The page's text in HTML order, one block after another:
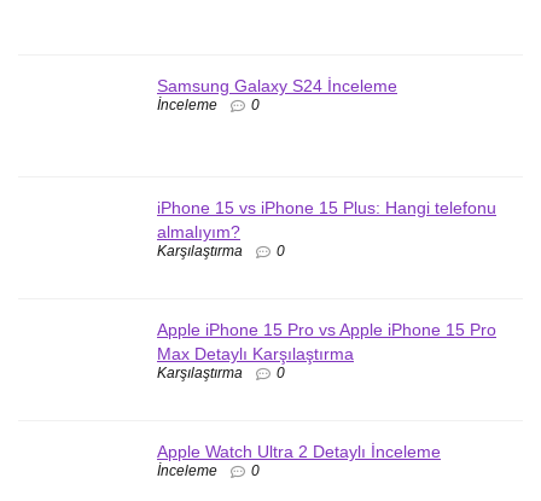
Samsung Galaxy S24 İnceleme
İnceleme 0
iPhone 15 vs iPhone 15 Plus: Hangi telefonu
almalıyım?
Karşılaştırma 0
Apple iPhone 15 Pro vs Apple iPhone 15 Pro
Max Detaylı Karşılaştırma
Karşılaştırma 0
Apple Watch Ultra 2 Detaylı İnceleme
İnceleme 0